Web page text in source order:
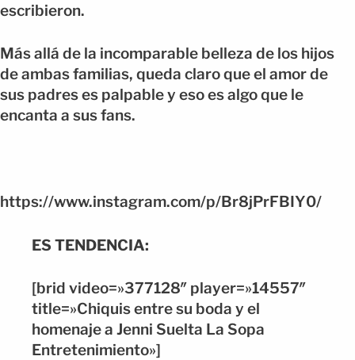
escribieron.
Más allá de la incomparable belleza de los hijos
de ambas familias, queda claro que el amor de
sus padres es palpable y eso es algo que le
encanta a sus fans.
https://www.instagram.com/p/Br8jPrFBIY0/
ES TENDENCIA:
[brid video=»377128″ player=»14557″
title=»Chiquis entre su boda y el
homenaje a Jenni Suelta La Sopa
Entretenimiento»]